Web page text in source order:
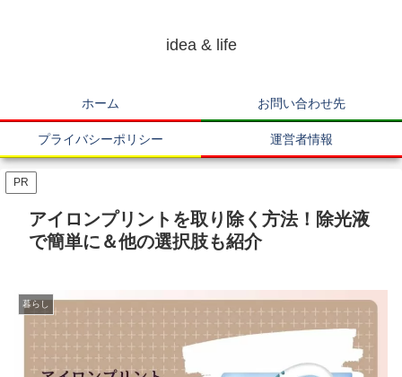
idea & life
ホーム お問い合わせ先
プライバシーポリシー 運営者情報
PR
アイロンプリントを取り除く方法！除光液
で簡単に＆他の選択肢も紹介
暮らし